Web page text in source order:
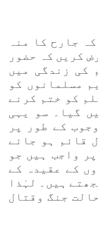
جارح کا منہ
کریں کہ حضور
کی زندگی میں
مسلمانوں کو
کو ختم کرنے
گیا۔ سو یہی
کے طور پر
قائم ہو جائے
واجب ہیں جو
کے عقیدہ کے
ہیں۔ لہٰذا
جنگ وقتال